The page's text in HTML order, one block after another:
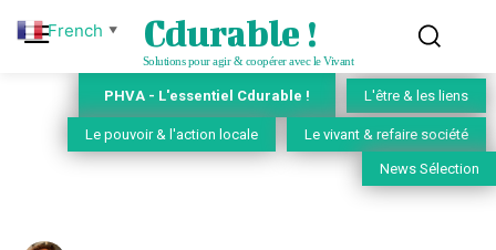
Cdurable !
Solutions pour agir & coopérer avec le Vivant
PHVA - L'essentiel Cdurable ! L'être & les liens
Le pouvoir & l'action locale Le vivant & refaire société
News Sélection
French ▼